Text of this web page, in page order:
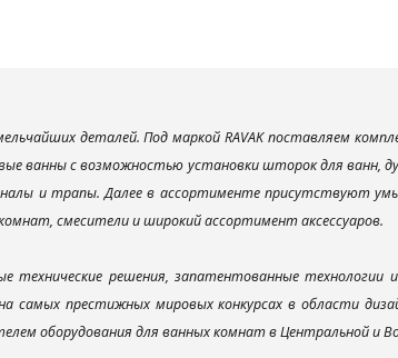
деталей. Под маркой RAVAK поставляем
ванны с возможностью установки шторок для ванн,
и трапы. Далее в ассортименте присутствуют
смесители и широкий ассортимент аксессуаров.
решения, запатентованные технологии
самых престижных мировых конкурсах в области
оборудования для ванных комнат в Центральной и